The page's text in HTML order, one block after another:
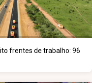
frentes de trabalho: 96